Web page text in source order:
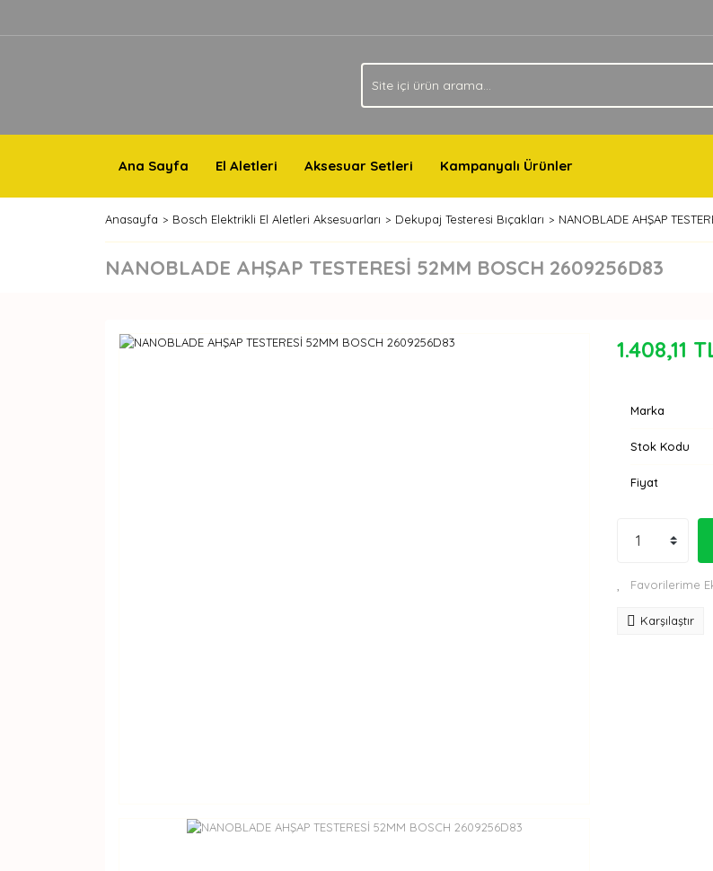
Ana Sayfa El Aletleri Aksesuar Setleri Kampanyalı Ürünler
Anasayfa Bosch Elektrikli El Aletleri Aksesuarları Dekupaj Testeresi Bıçakları NANOBLADE AHŞAP
NANOBLADE AHŞAP TESTERESİ 52MM BOSCH 2609256D83
1.408,11
Marka
Stok Kodu
Fiyat
Karşılaştır